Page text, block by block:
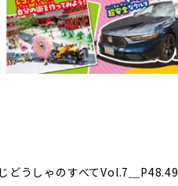
どうしゃのすべてVol.7＿P48.49